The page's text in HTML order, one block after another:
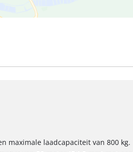
maximale laadcapaciteit van 800 kg.